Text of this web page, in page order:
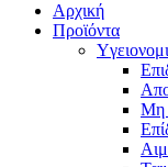
Αρχική
Προϊόντα
Μη